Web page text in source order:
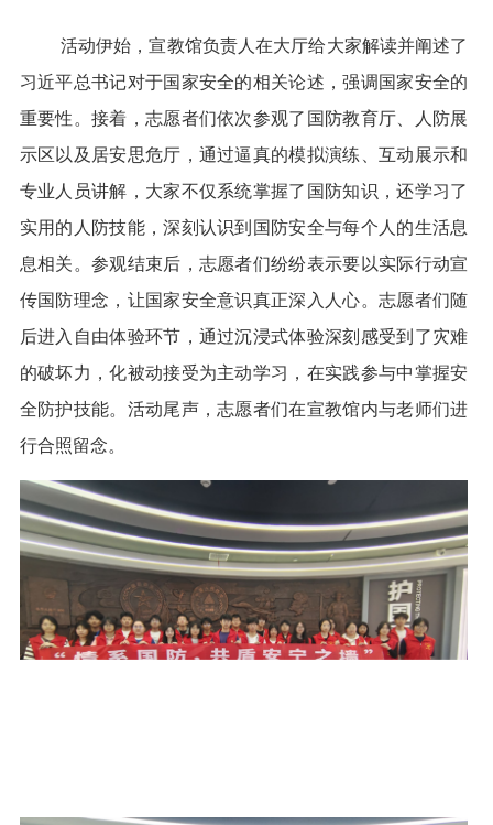
活动伊始，宣教馆负责人在大厅给大家解读并阐述了
习近平总书记对于国家安全的相关论述，强调国家安全的
重要性。接着，志愿者们依次参观了国防教育厅、人防展
示区以及居安思危厅，通过逼真的模拟演练、互动展示和
专业人员讲解，大家不仅系统掌握了国防知识，还学习了
实用的人防技能，深刻认识到国防安全与每个人的生活息
息相关。参观结束后，志愿者们纷纷表示要以实际行动宣
传国防理念，让国家安全意识真正深入人心。志愿者们随
后进入自由体验环节，通过沉浸式体验深刻感受到了灾难
的破坏力，化被动接受为主动学习，在实践参与中掌握安
全防护技能。活动尾声，志愿者们在宣教馆内与老师们进
行合照留念。